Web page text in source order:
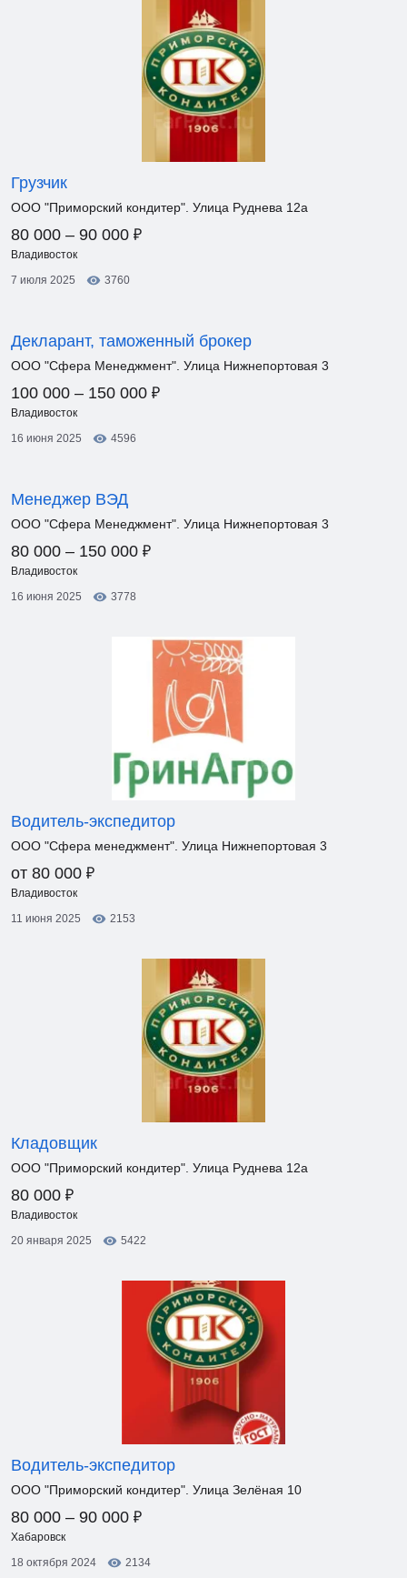
Грузчик
ООО "Приморский кондитер". Улица Руднева 12а
80 000 – 90 000 ₽
Владивосток
7 июля 2025
3760
Декларант, таможенный брокер
ООО "Сфера Менеджмент". Улица Нижнепортовая 3
100 000 – 150 000 ₽
Владивосток
16 июня 2025
4596
Менеджер ВЭД
ООО "Сфера Менеджмент". Улица Нижнепортовая 3
80 000 – 150 000 ₽
Владивосток
16 июня 2025
3778
Водитель-экспедитор
ООО "Сфера менеджмент". Улица Нижнепортовая 3
от 80 000 ₽
Владивосток
11 июня 2025
2153
Кладовщик
ООО "Приморский кондитер". Улица Руднева 12а
80 000 ₽
Владивосток
20 января 2025
5422
Водитель-экспедитор
ООО "Приморский кондитер". Улица Зелёная 10
80 000 – 90 000 ₽
Хабаровск
18 октября 2024
2134